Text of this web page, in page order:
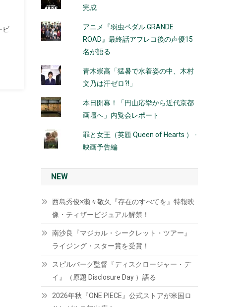
ビ
完成
アニメ『弱虫ペダル GRANDE
ROAD』最終話アフレコ後の声優15
名が語る
青木崇高「猛暑で水着姿の中、木村
文乃は汗ゼロ?!」
本日開幕！「円山応挙から近代京都
画壇へ」内覧会レポート
罪と女王（英題 Queen of Hearts ） -
映画予告編
NEW
西島秀俊×瀬々敬久『存在のすべてを』特報映
像・ティザービジュアル解禁！
南沙良『マジカル・シークレット・ツアー』
ライジング・スター賞を受賞！
スピルバーグ監督『ディスクロージャー・デ
イ』（原題 Disclosure Day ）語る
2026年秋『ONE PIECE』公式ストアが米国ロ